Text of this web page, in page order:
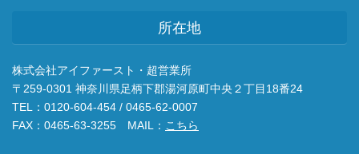
所在地
株式会社アイファースト・超営業所
〒259-0301 神奈川県足柄下郡湯河原町中央２丁目18番24
TEL：0120-604-454 / 0465-62-0007
FAX：0465-63-3255 MAIL： こちら